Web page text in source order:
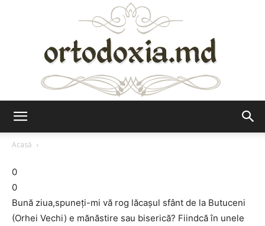
Acasă
0
0
Bună ziua,spuneţi-mi vă rog lăcaşul sfânt de la Butuceni
(Orhei Vechi) e mănăstire sau biserică? Fiindcă în unele